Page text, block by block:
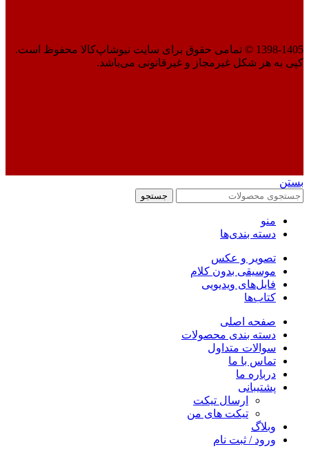
1398-1405 © تمامی حقوق برای سایت نیوشاپ‌کالا محفوظ است.
کپی به هر شکل غیرمجاز و غیرقانونی می‌باشد.
بستن
جستجو
منو
دسته بندی‌ها
تصویر و عکس
موسیقی بدون کلام
فایل‌های ویدیویی
کتاب‌ها
صفحه اصلی
دسته بندی محصولات
سوالات متداول
تماس با ما
درباره ما
پشتیبانی
ارسال تیکت
تیکت های من
وبلاگ
ورود / ثبت نام